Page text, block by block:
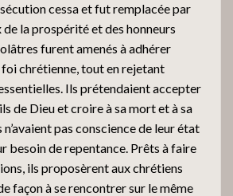
cessa et fut remplacée par
de la prospérité et des honneurs
furent amenés à adhérer
chrétienne, tout en rejetant
Ils prétendaient accepter
de Dieu et croire à sa mort et à sa
pas conscience de leur état
besoin de repentance. Prêts à faire
ils proposèrent aux chrétiens
façon à se rencontrer sur le même